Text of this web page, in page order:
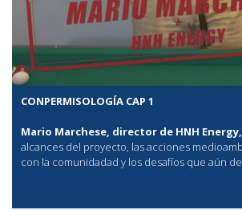
CONPERMISOLOGÍA CAP 1
Mario Marchese, director de HNH Energy,
alcances del proyecto, las acciones
con la comunidadad y los desafíos que aún